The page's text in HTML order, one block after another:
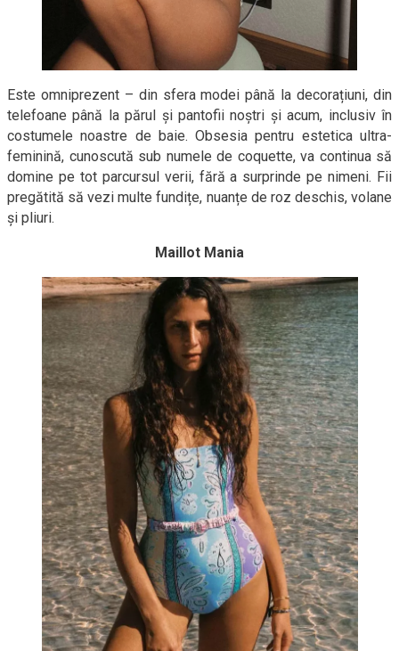
Este omniprezent – din sfera modei până la decorațiuni, din
telefoane până la părul și pantofii noștri și acum, inclusiv în
costumele noastre de baie. Obsesia pentru estetica ultra-
feminină, cunoscută sub numele de coquette, va continua să
domine pe tot parcursul verii, fără a surprinde pe nimeni. Fii
pregătită să vezi multe fundițe, nuanțe de roz deschis, volane
și pliuri.
Maillot Mania